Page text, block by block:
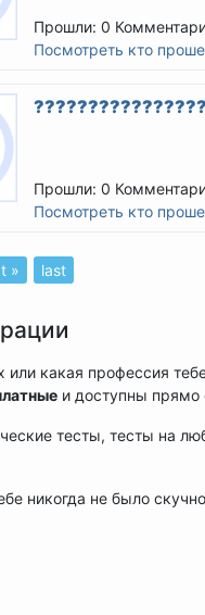
Прошли: 0
Посмотреть кто
Прошли: 0
Посмотреть кто
» last
или какая профессия
и доступны прямо
тесты, тесты на
никогда не было